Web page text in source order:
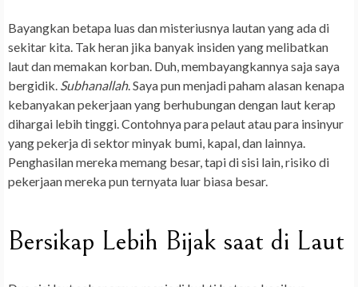
Bayangkan betapa luas dan misteriusnya lautan yang ada di
sekitar kita. Tak heran jika banyak insiden yang melibatkan
laut dan memakan korban. Duh, membayangkannya saja saya
bergidik. Subhanallah. Saya pun menjadi paham alasan kenapa
kebanyakan pekerjaan yang berhubungan dengan laut kerap
dihargai lebih tinggi. Contohnya para pelaut atau para insinyur
yang pekerja di sektor minyak bumi, kapal, dan lainnya.
Penghasilan mereka memang besar, tapi di sisi lain, risiko di
pekerjaan mereka pun ternyata luar biasa besar.
Bersikap Lebih Bijak saat di Laut